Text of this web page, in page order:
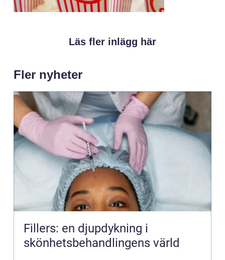
Läs fler inlägg här
Fler nyheter
Fillers: en djupdykning i
skönhetsbehandlingens värld